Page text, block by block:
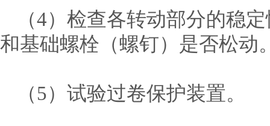
（4）检查各转动部分的稳
和基础螺栓（螺钉）是否松动
（5）试验过卷保护装置。